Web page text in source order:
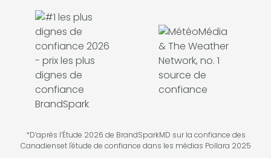
*D’après l’Étude 2026 de BrandSparkMD sur la confiance des
Canadienset l'étude de confiance dans les médias Pollara 2025